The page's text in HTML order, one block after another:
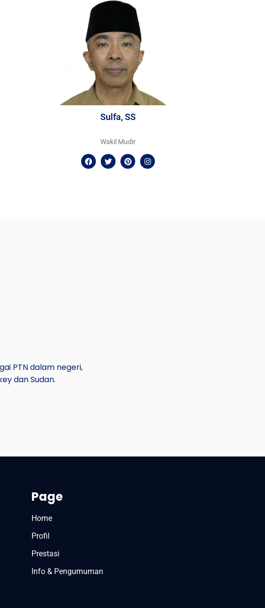
Sulfa, SS
Wakil Mudir
PTN dalam negeri,
dan Sudan.
Page
Home
Profil
Prestasi
Info & Pengumuman